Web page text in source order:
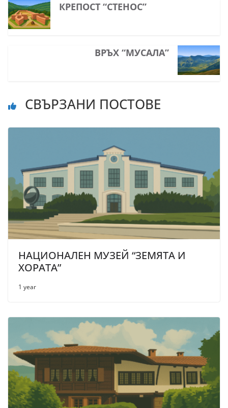
КРЕПОСТ “СТЕНОС”
ВРЪХ “МУСАЛА”
СВЪРЗАНИ ПОСТОВЕ
НАЦИОНАЛЕН МУЗЕЙ “ЗЕМЯТА И
ХОРАТА”
1 year